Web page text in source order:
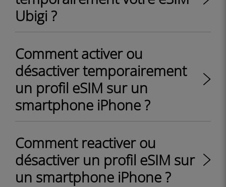
Ubigi ?
Comment activer ou
désactiver temporairement
un profil eSIM sur un
smartphone iPhone ?
Comment reactiver ou
désactiver un profil eSIM sur
un smartphone iPhone ?